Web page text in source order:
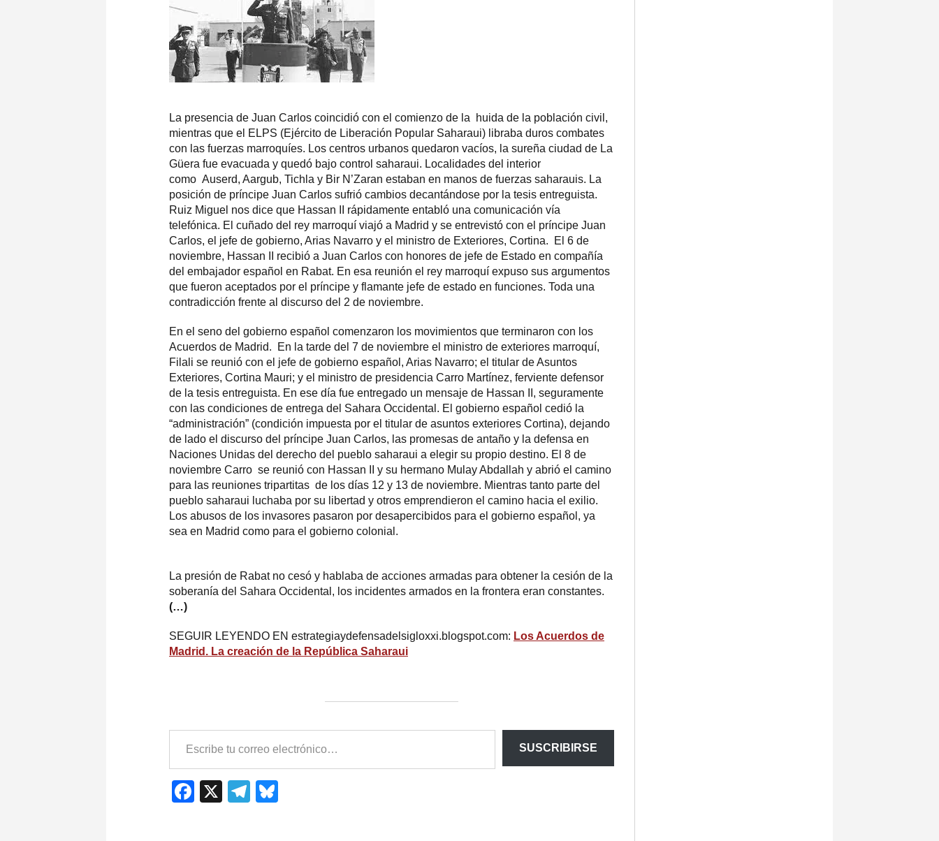
La presencia de Juan Carlos coincidió con el comienzo de la huida de la población civil,
mientras que el ELPS (Ejército de Liberación Popular Saharaui) libraba duros combates
con las fuerzas marroquíes. Los centros urbanos quedaron vacíos, la sureña ciudad de La
Güera fue evacuada y quedó bajo control saharaui. Localidades del interior
como Auserd, Aargub, Tichla y Bir N’Zaran estaban en manos de fuerzas saharauis. La
posición de príncipe Juan Carlos sufrió cambios decantándose por la tesis entreguista.
Ruiz Miguel nos dice que Hassan II rápidamente entabló una comunicación vía
telefónica. El cuñado del rey marroquí viajó a Madrid y se entrevistó con el príncipe Juan
Carlos, el jefe de gobierno, Arias Navarro y el ministro de Exteriores, Cortina. El 6 de
noviembre, Hassan II recibió a Juan Carlos con honores de jefe de Estado en compañía
del embajador español en Rabat. En esa reunión el rey marroquí expuso sus argumentos
que fueron aceptados por el príncipe y flamante jefe de estado en funciones. Toda una
contradicción frente al discurso del 2 de noviembre.
En el seno del gobierno español comenzaron los movimientos que terminaron con los
Acuerdos de Madrid. En la tarde del 7 de noviembre el ministro de exteriores marroquí,
Filali se reunió con el jefe de gobierno español, Arias Navarro; el titular de Asuntos
Exteriores, Cortina Mauri; y el ministro de presidencia Carro Martínez, ferviente defensor
de la tesis entreguista. En ese día fue entregado un mensaje de Hassan II, seguramente
con las condiciones de entrega del Sahara Occidental. El gobierno español cedió la
“administración” (condición impuesta por el titular de asuntos exteriores Cortina), dejando
de lado el discurso del príncipe Juan Carlos, las promesas de antaño y la defensa en
Naciones Unidas del derecho del pueblo saharaui a elegir su propio destino. El 8 de
noviembre Carro se reunió con Hassan II y su hermano Mulay Abdallah y abrió el camino
para las reuniones tripartitas de los días 12 y 13 de noviembre. Mientras tanto parte del
pueblo saharaui luchaba por su libertad y otros emprendieron el camino hacia el exilio.
Los abusos de los invasores pasaron por desapercibidos para el gobierno español, ya
sea en Madrid como para el gobierno colonial.
La presión de Rabat no cesó y hablaba de acciones armadas para obtener la cesión de la
soberanía del Sahara Occidental, los incidentes armados en la frontera eran constantes.
(…)
SEGUIR LEYENDO EN estrategiaydefensadelsigloxxi.blogspot.com: Los Acuerdos de
Madrid. La creación de la República Saharaui
SUSCRIBIRSE
Facebook
X Telegram